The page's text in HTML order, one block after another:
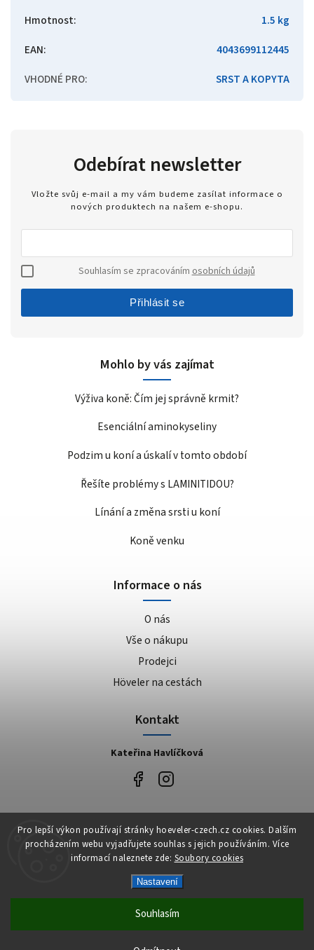
Pro lepší výkon používají stránky hoeveler-czech.cz cookies. Dalším
procházením webu vyjadřujete souhlas s jejich používáním. Více
informací naleznete zde: Soubory cookies
Nastavení
Souhlasím
Hmotnost:
1.5 kg
EAN:
4043699112445
VHODNÉ PRO: SRST A KOPYTA
Mohlo by vás zajímat
Výživa koně: Čím jej správně krmit?
Esenciální aminokyseliny
Podzim u koní a úskalí v tomto období
Řešíte problémy s LAMINITIDOU?
Línání a změna srsti u koní
Koně venku
Informace o nás
O nás
Vše o nákupu
Prodejci
Höveler na cestách
Kontakt
Kateřina Havlíčková
Facebook
Odebírat newsletter
Vložte svůj e-mail a my vám budeme zasílat informace o
nových produktech na našem e-shopu.
Souhlasím se zpracováním osobních údajů
Přihlásit se
VytvořilShoptet| Design